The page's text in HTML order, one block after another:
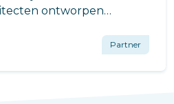
ontworpen
Partner